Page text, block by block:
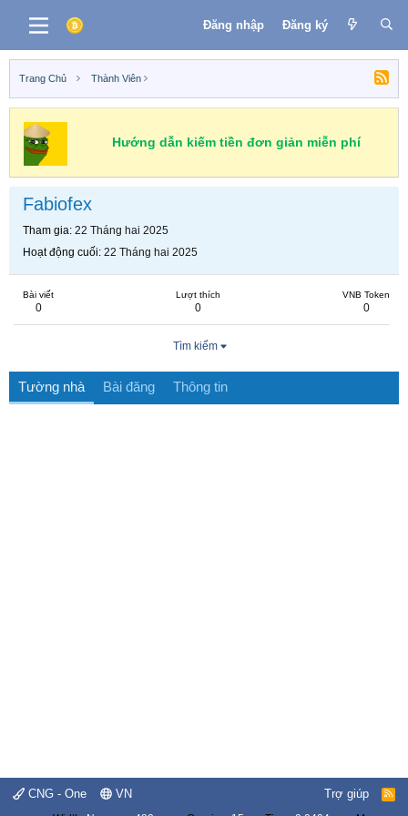
Đăng nhập Đăng ký
Trang Chủ Thành Viên
Hướng dẫn kiếm tiền đơn giản miễn phí
Fabiofex
Tham gia 22 Tháng hai 2025
Hoạt động cuối 22 Tháng hai 2025
Bài viết
0
Lượt thích
0
VNB Token
0
Tìm kiếm
Tường nhà Bài đăng Thông tin
CNG - One VN Trợ giúp
R